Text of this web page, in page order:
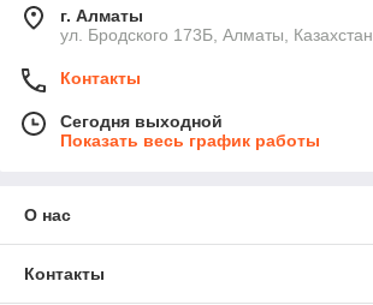
г. Алматы
ул. Бродского 173Б, Алматы, Казахстан
Контакты
Сегодня выходной
Показать весь график работы
О нас
Контакты